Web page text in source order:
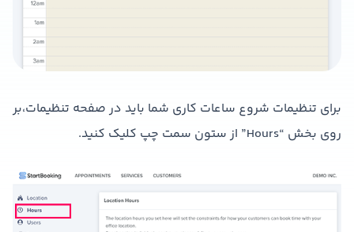
برای تنظیمات شروع ساعات کاری شما باید در صفحه تنظیمات،بر
روی بخش “Hours” از ستون سمت چپ کلیک کنید.